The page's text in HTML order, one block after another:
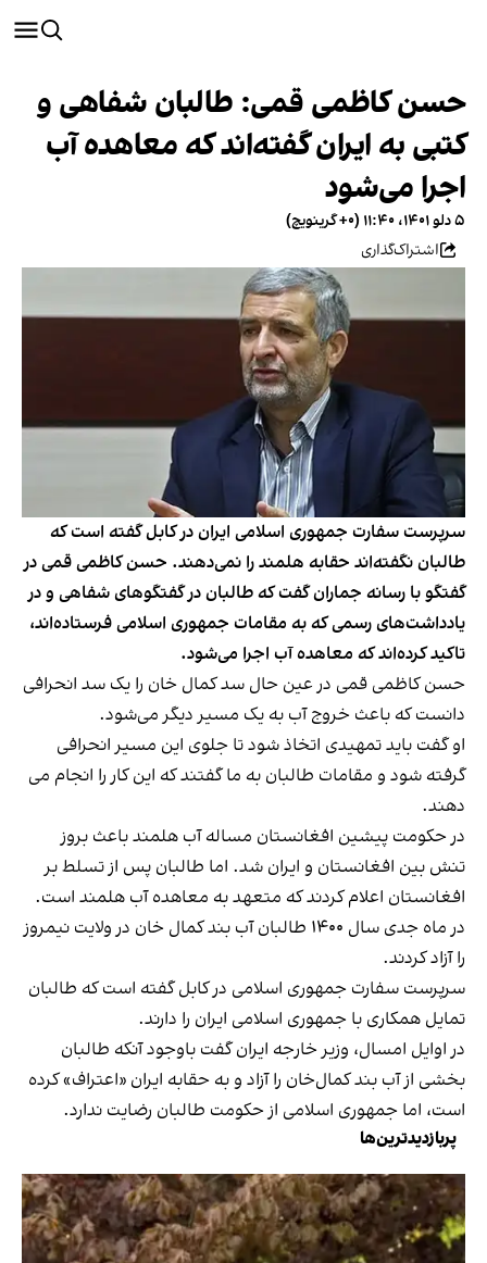
حسن کاظمی قمی: طالبان شفاهی و
کتبی به ایران گفته‌اند که معاهده آب
اجرا می‌شود
۵ دلو ۱۴۰۱، ۱۱:۴۰ (‎+۰ گرینویچ)
اشتراک‌گذاری
سرپرست سفارت جمهوری اسلامی ایران در کابل گفته است که
طالبان نگفته‌اند حقابه هلمند را نمی‌دهند. حسن کاظمی قمی در
گفتگو با رسانه جماران گفت که طالبان در گفتگوهای شفاهی و در
یادداشت‌های رسمی که به مقامات جمهوری اسلامی فرستاده‌اند،
تاکید کرده‌اند که معاهده آب اجرا می‌شود.
حسن کاظمی قمی در عین حال سد کمال خان را یک سد انحرافی
دانست که باعث خروج آب به یک مسیر دیگر می‌شود.
او گفت باید تمهیدی اتخاذ شود تا جلوی این مسیر انحرافی
گرفته شود و مقامات طالبان به ما گفتند که این کار را انجام می
دهند.
در حکومت پیشین افغانستان مساله آب هلمند باعث بروز
تنش بین افغانستان و ایران شد. اما طالبان پس از تسلط بر
افغانستان اعلام کردند که متعهد به معاهده آب هلمند است.
در ماه جدی سال ۱۴۰۰ طالبان آب بند کمال خان در ولایت نیمروز
را آزاد کردند.
سرپرست سفارت جمهوری اسلامی در کابل گفته است که طالبان
تمایل همکاری با جمهوری اسلامی ایران را دارند.
در اوایل امسال، وزیر خارجه ایران گفت باوجود آنکه طالبان
بخشی از آب بند کمال‌خان را آزاد و به حقابه ایران «اعتراف» کرده
است، اما جمهوری اسلامی از حکومت طالبان رضایت ندارد.
پربازدیدترین‌ها